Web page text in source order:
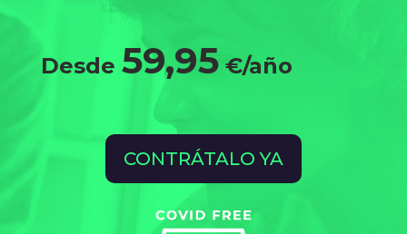
Desde 59,95€/año
CONTRÁTALO YA